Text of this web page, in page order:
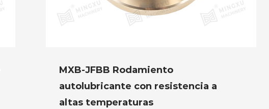
MXB-JFBB Rodamiento
autolubricante con resistencia a
altas temperaturas